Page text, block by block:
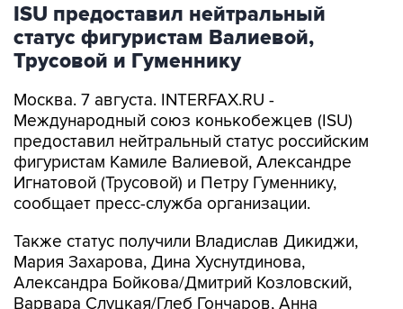
ISU предоставил нейтральный
статус фигуристам Валиевой,
Трусовой и Гуменнику
Москва. 7 августа. INTERFAX.RU -
Международный союз конькобежцев (ISU)
предоставил нейтральный статус российским
фигуристам Камиле Валиевой, Александре
Игнатовой (Трусовой) и Петру Гуменнику,
сообщает пресс-служба организации.
Также статус получили Владислав Дикиджи,
Мария Захарова, Дина Хуснутдинова,
Александра Бойкова/Дмитрий Козловский,
Варвара Слуцкая/Глеб Гончаров, Анна